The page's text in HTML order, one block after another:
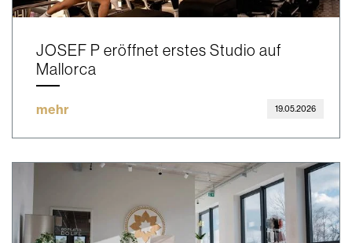
JOSEF P eröffnet erstes Studio auf
Mallorca
mehr 19.05.2026